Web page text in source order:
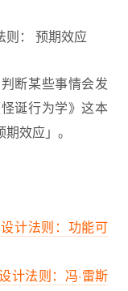
断某些事情会发
诞行为学》这本
效应」。
计法则：功能可
计法则：冯·雷斯